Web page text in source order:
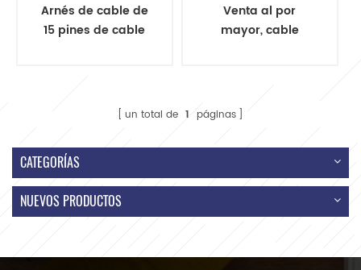
Arnés de cable de
15 pines de cable
personalizado
Venta al por
mayor, cable
cables de 15 pines
un total de 1 páginas
CATEGORÍAS
NUEVOS PRODUCTOS